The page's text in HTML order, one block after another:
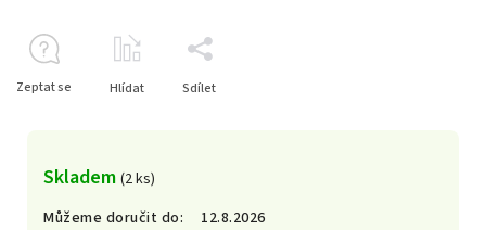
Skladem (2 ks)
Můžeme doručit do:
12.8.2026
Zeptat se Hlídat Sdílet